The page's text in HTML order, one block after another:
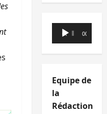
Lecteur
audio
00:00 00:00
Equipe de
la
Rédaction